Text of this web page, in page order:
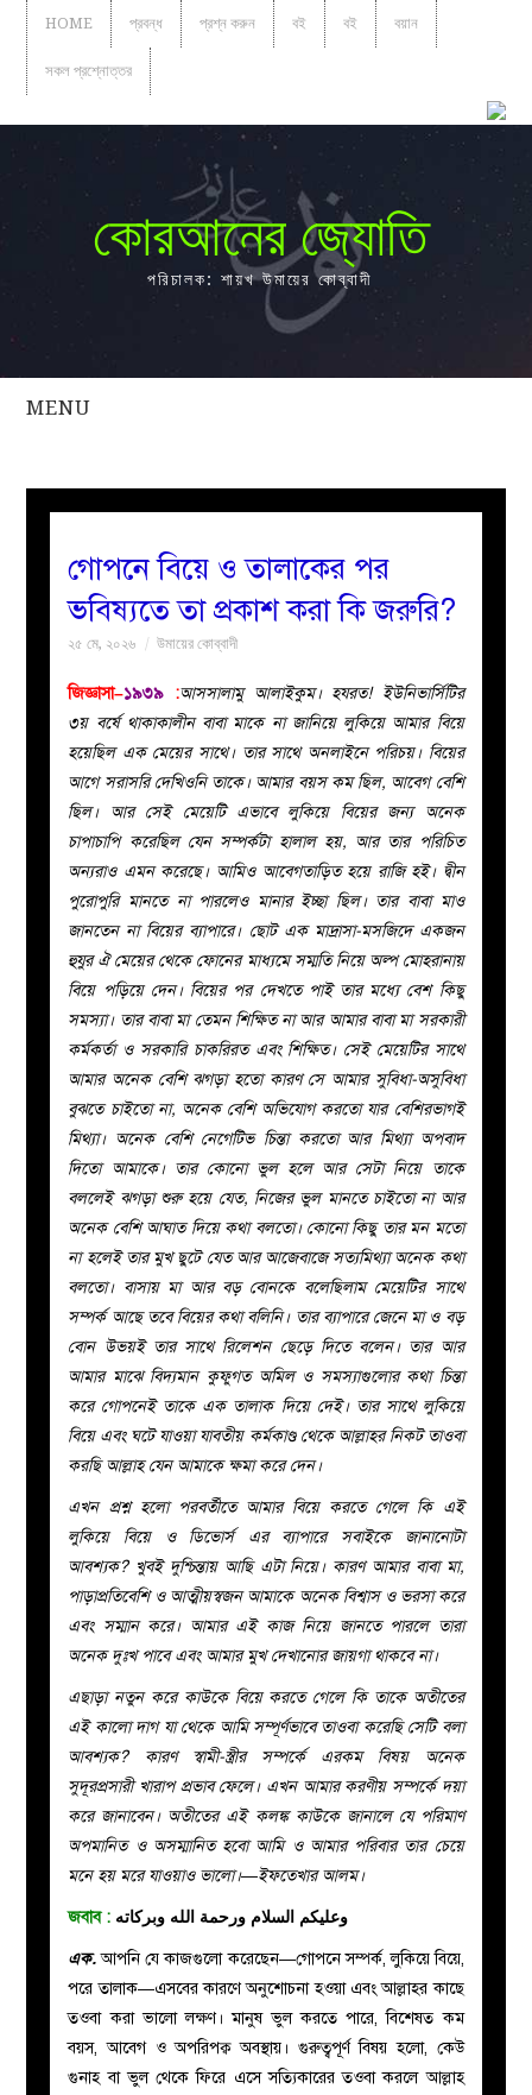
HOME প্রবন্ধ প্রশ্ন করুন বই বই বয়ান
সকল প্রশ্নোত্তর
কোরআনের জ্যোতি
পরিচালক: শায়খ উমায়ের কোব্বাদী
MENU
সকল
নারীদের
প্রশ্ন
গোপনে বিয়ে ও তালাকের পর
ভবিষ্যতে তা প্রকাশ করা কি জরুরি?
২৫ মে, ২০২৬ উমায়ের কোব্বাদী
জিজ্ঞাসা–১৯৩৯ :আসসালামু আলাইকুম। হযরত! ইউনিভার্সিটির
৩য় বর্ষে থাকাকালীন বাবা মাকে না জানিয়ে লুকিয়ে আমার বিয়ে
হয়েছিল এক মেয়ের সাথে। তার সাথে অনলাইনে পরিচয়। বিয়ের
আগে সরাসরি দেখিওনি তাকে। আমার বয়স কম ছিল, আবেগ বেশি
ছিল। আর সেই মেয়েটি এভাবে লুকিয়ে বিয়ের জন্য অনেক
চাপাচাপি করেছিল যেন সম্পর্কটা হালাল হয়, আর তার পরিচিত
অন্যরাও এমন করেছে। আমিও আবেগতাড়িত হয়ে রাজি হই। দ্বীন
পুরোপুরি মানতে না পারলেও মানার ইচ্ছা ছিল। তার বাবা মাও
জানতেন না বিয়ের ব্যাপারে। ছোট এক মাদ্রাসা-মসজিদে একজন
হুযুর ঐ মেয়ের থেকে ফোনের মাধ্যমে সম্মতি নিয়ে অল্প মোহরানায়
বিয়ে পড়িয়ে দেন। বিয়ের পর দেখতে পাই তার মধ্যে বেশ কিছু
সমস্যা। তার বাবা মা তেমন শিক্ষিত না আর আমার বাবা মা সরকারী
কর্মকর্তা ও সরকারি চাকরিরত এবং শিক্ষিত। সেই মেয়েটির সাথে
আমার অনেক বেশি ঝগড়া হতো কারণ সে আমার সুবিধা-অসুবিধা
বুঝতে চাইতো না, অনেক বেশি অভিযোগ করতো যার বেশিরভাগই
মিথ্যা। অনেক বেশি নেগেটিভ চিন্তা করতো আর মিথ্যা অপবাদ
দিতো আমাকে। তার কোনো ভুল হলে আর সেটা নিয়ে তাকে
বললেই ঝগড়া শুরু হয়ে যেত, নিজের ভুল মানতে চাইতো না আর
অনেক বেশি আঘাত দিয়ে কথা বলতো। কোনো কিছু তার মন মতো
না হলেই তার মুখ ছুটে যেত আর আজেবাজে সত্যমিথ্যা অনেক কথা
বলতো। বাসায় মা আর বড় বোনকে বলেছিলাম মেয়েটির সাথে
সম্পর্ক আছে তবে বিয়ের কথা বলিনি। তার ব্যাপারে জেনে মা ও বড়
বোন উভয়ই তার সাথে রিলেশন ছেড়ে দিতে বলেন। তার আর
আমার মাঝে বিদ্যমান কুফুগত অমিল ও সমস্যাগুলোর কথা চিন্তা
করে গোপনেই তাকে এক তালাক দিয়ে দেই। তার সাথে লুকিয়ে
বিয়ে এবং ঘটে যাওয়া যাবতীয় কর্মকাণ্ড থেকে আল্লাহর নিকট তাওবা
করছি আল্লাহ যেন আমাকে ক্ষমা করে দেন।
এখন প্রশ্ন হলো পরবর্তীতে আমার বিয়ে করতে গেলে কি এই
লুকিয়ে বিয়ে ও ডিভোর্স এর ব্যাপারে সবাইকে জানানোটা
আবশ্যক? খুবই দুশ্চিন্তায় আছি এটা নিয়ে। কারণ আমার বাবা মা,
পাড়াপ্রতিবেশি ও আত্মীয়স্বজন আমাকে অনেক বিশ্বাস ও ভরসা করে
এবং সম্মান করে। আমার এই কাজ নিয়ে জানতে পারলে তারা
অনেক দুঃখ পাবে এবং আমার মুখ দেখানোর জায়গা থাকবে না।
এছাড়া নতুন করে কাউকে বিয়ে করতে গেলে কি তাকে অতীতের
এই কালো দাগ যা থেকে আমি সম্পূর্ণভাবে তাওবা করেছি সেটি বলা
আবশ্যক? কারণ স্বামী-স্ত্রীর সম্পর্কে এরকম বিষয় অনেক
সুদূরপ্রসারী খারাপ প্রভাব ফেলে। এখন আমার করণীয় সম্পর্কে দয়া
করে জানাবেন। অতীতের এই কলঙ্ক কাউকে জানালে যে পরিমাণ
অপমানিত ও অসম্মানিত হবো আমি ও আমার পরিবার তার চেয়ে
মনে হয় মরে যাওয়াও ভালো।—ইফতেখার আলম।
জবাব : وعليكم السلام ورحمة الله وبركاته
এক.আপনি যে কাজগুলো করেছেন—গোপনে সম্পর্ক, লুকিয়ে বিয়ে,
পরে তালাক—এসবের কারণে অনুশোচনা হওয়া এবং আল্লাহর কাছে
তওবা করা ভালো লক্ষণ। মানুষ ভুল করতে পারে, বিশেষত কম
বয়স, আবেগ ও অপরিপক্ব অবস্থায়। গুরুত্বপূর্ণ বিষয় হলো, কেউ
গুনাহ বা ভুল থেকে ফিরে এসে সত্যিকারের তওবা করলে আল্লাহ